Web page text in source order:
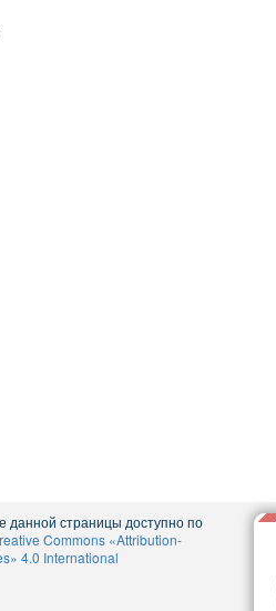
данной страницы доступно по
Commons «Attribution-
4.0 International